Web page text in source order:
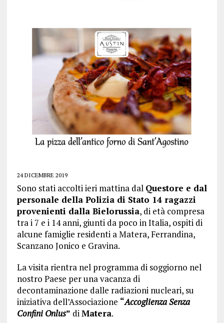
24 DICEMBRE 2019
Sono stati accolti ieri mattina dal Questore e dal
personale della Polizia di Stato 14 ragazzi
provenienti dalla Bielorussia, di età compresa
tra i 7 e i 14 anni, giunti da poco in Italia, ospiti di
alcune famiglie residenti a Matera, Ferrandina,
Scanzano Jonico e Gravina.
La visita rientra nel programma di soggiorno nel
nostro Paese per una vacanza di
decontaminazione dalle radiazioni nucleari, su
iniziativa dell’Associazione “Accoglienza Senza
Confini Onlus” diMatera.